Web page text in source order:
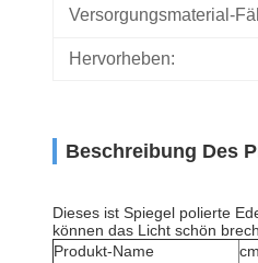
Versorgungsmaterial-
Hervorheben:
Beschreibung Des
Dieses ist Spiegel polierte
können das Licht schön
Produkt-Name